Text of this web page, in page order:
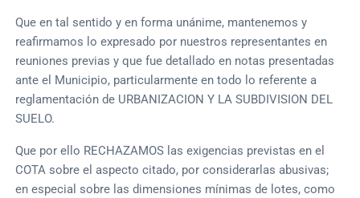
Que en tal sentido y en forma unánime, mantenemos y
reafirmamos lo expresado por nuestros representantes en
reuniones previas y que fue detallado en notas presentadas
ante el Municipio, particularmente en todo lo referente a
reglamentación de URBANIZACION Y LA SUBDIVISION DEL
SUELO.
Que por ello RECHAZAMOS las exigencias previstas en el
COTA sobre el aspecto citado, por considerarlas abusivas;
en especial sobre las dimensiones mínimas de lotes, como